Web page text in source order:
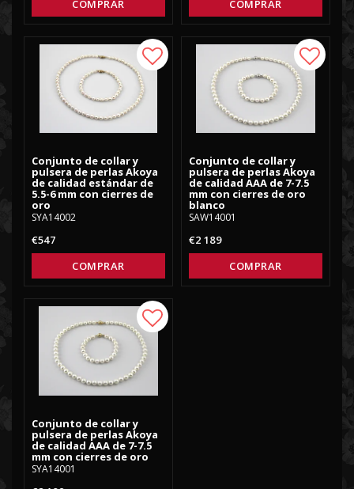
COMPRAR
COMPRAR
Add to list of favorites
Conjunto de collar y
pulsera de perlas Akoya
de calidad estándar de
5.5-6 mm con cierres de
oro
SYA14002
€547
COMPRAR
Add
Conjunto de collar y
pulsera de perlas Akoya
de calidad AAA de 7-7.5
mm con cierres de oro
blanco
SAW14001
€2 189
COMPRAR
Add to list of favorites
Conjunto de collar y
pulsera de perlas Akoya
de calidad AAA de 7-7.5
mm con cierres de oro
SYA14001